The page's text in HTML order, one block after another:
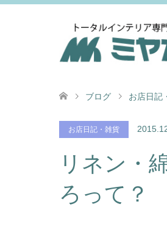
ブログ お店日記
お店日記・雑貨
リネン・
ろって？